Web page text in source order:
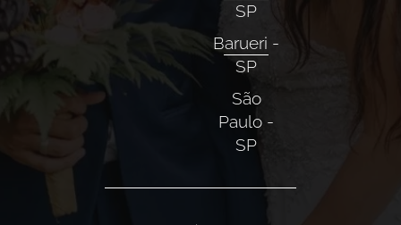
SP
Barueri -
SP
São
Paulo -
SP